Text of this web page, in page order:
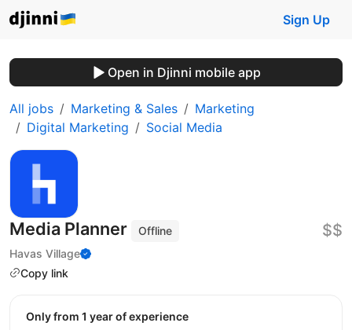
Sign Up
Open in Djinni mobile app
All jobs Marketing & Sales
Marketing
Digital Marketing
Social Media
Media Planner
Offline
Havas Village
Copy link
$$
Only from 1 year of experience